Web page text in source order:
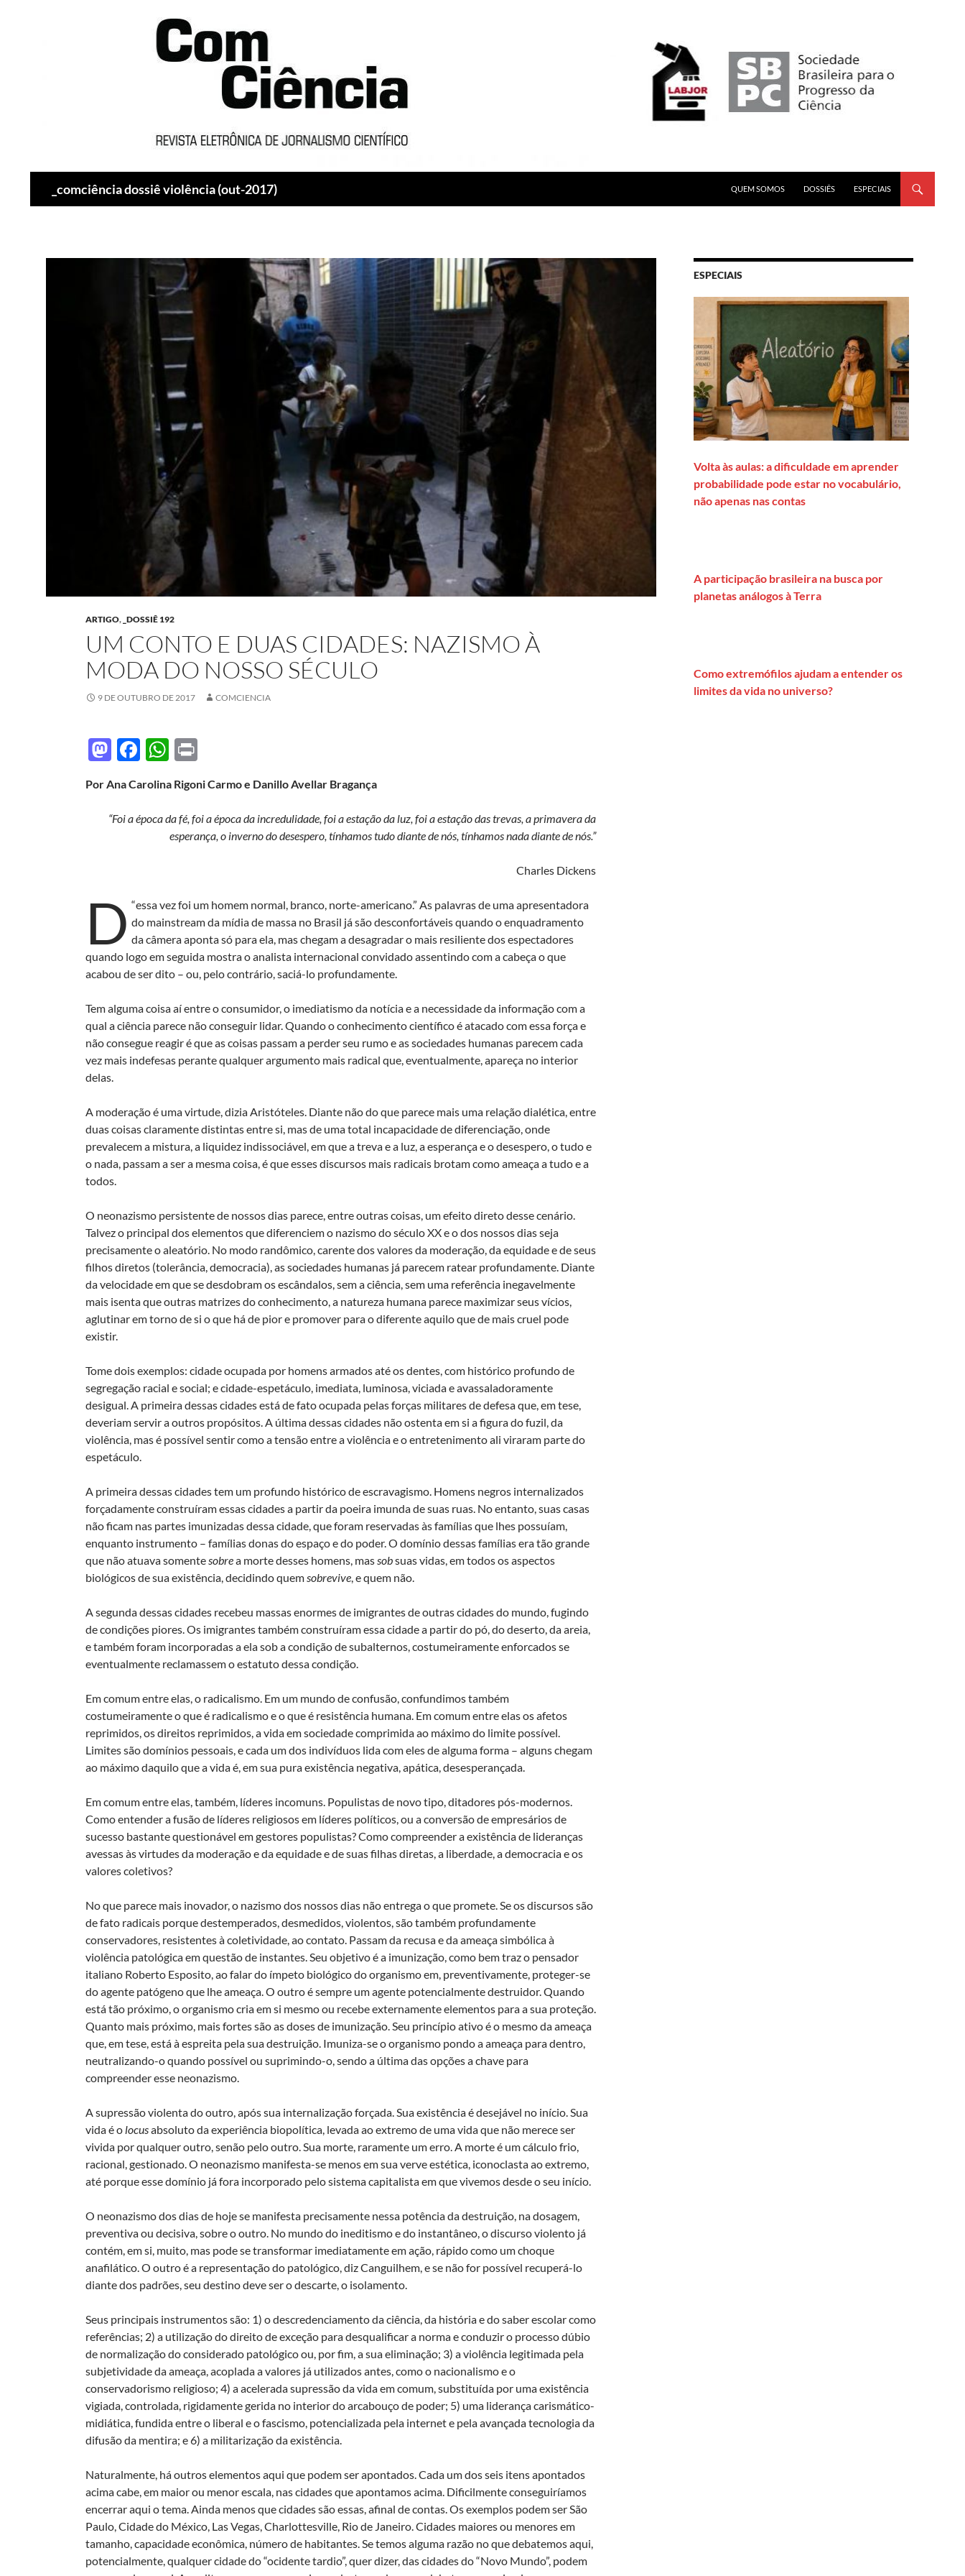
_comciência dossiê violência (out-2017)
QUEM SOMOS
DOSSIÊS ESPECIAIS
ARTIGO, _DOSSIÊ 192
UM CONTO E DUAS CIDADES: NAZISMO À
MODA DO NOSSO SÉCULO
9 DE OUTUBRO DE 2017 COMCIENCIA
M
to
d
F
e
b
W
at
s
A
nt
Por Ana Carolina Rigoni Carmo e Danillo Avellar Bragança
“Foi a época da fé, foi a época da incredulidade, foi a estação da luz, foi a estação das trevas, a primavera da
esperança, o inverno do desespero, tínhamos tudo diante de nós, tínhamos nada diante de nós.”
Charles Dickens
“
D
essa vez foi um homem normal, branco, norte-americano.” As palavras de uma apresentadora
do mainstream da mídia de massa no Brasil já são desconfortáveis quando o enquadramento
da câmera aponta só para ela, mas chegam a desagradar o mais resiliente dos espectadores
quando logo em seguida mostra o analista internacional convidado assentindo com a cabeça o que
acabou de ser dito – ou, pelo contrário, saciá-lo profundamente.
Tem alguma coisa aí entre o consumidor, o imediatismo da notícia e a necessidade da informação com a
qual a ciência parece não conseguir lidar. Quando o conhecimento científico é atacado com essa força e
não consegue reagir é que as coisas passam a perder seu rumo e as sociedades humanas parecem cada
vez mais indefesas perante qualquer argumento mais radical que, eventualmente, apareça no interior
delas.
A moderação é uma virtude, dizia Aristóteles. Diante não do que parece mais uma relação dialética, entre
duas coisas claramente distintas entre si, mas de uma total incapacidade de diferenciação, onde
prevalecem a mistura, a liquidez indissociável, em que a treva e a luz, a esperança e o desespero, o tudo e
o nada, passam a ser a mesma coisa, é que esses discursos mais radicais brotam como ameaça a tudo e a
todos.
O neonazismo persistente de nossos dias parece, entre outras coisas, um efeito direto desse cenário.
Talvez o principal dos elementos que diferenciem o nazismo do século XX e o dos nossos dias seja
precisamente o aleatório. No modo randômico, carente dos valores da moderação, da equidade e de seus
filhos diretos (tolerância, democracia), as sociedades humanas já parecem ratear profundamente. Diante
da velocidade em que se desdobram os escândalos, sem a ciência, sem uma referência inegavelmente
mais isenta que outras matrizes do conhecimento, a natureza humana parece maximizar seus vícios,
aglutinar em torno de si o que há de pior e promover para o diferente aquilo que de mais cruel pode
existir.
Tome dois exemplos: cidade ocupada por homens armados até os dentes, com histórico profundo de
segregação racial e social; e cidade-espetáculo, imediata, luminosa, viciada e avassaladoramente
desigual. A primeira dessas cidades está de fato ocupada pelas forças militares de defesa que, em tese,
deveriam servir a outros propósitos. A última dessas cidades não ostenta em si a figura do fuzil, da
violência, mas é possível sentir como a tensão entre a violência e o entretenimento ali viraram parte do
espetáculo.
A primeira dessas cidades tem um profundo histórico de escravagismo. Homens negros internalizados
forçadamente construíram essas cidades a partir da poeira imunda de suas ruas. No entanto, suas casas
não ficam nas partes imunizadas dessa cidade, que foram reservadas às famílias que lhes possuíam,
enquanto instrumento – famílias donas do espaço e do poder. O domínio dessas famílias era tão grande
que não atuava somente sobrea morte desses homens, mas sobsuas vidas, em todos os aspectos
biológicos de sua existência, decidindo quem sobrevive , e quem não.
A segunda dessas cidades recebeu massas enormes de imigrantes de outras cidades do mundo, fugindo
de condições piores. Os imigrantes também construíram essa cidade a partir do pó, do deserto, da areia,
e também foram incorporadas a ela sob a condição de subalternos, costumeiramente enforcados se
eventualmente reclamassem o estatuto dessa condição.
Em comum entre elas, o radicalismo. Em um mundo de confusão, confundimos também
costumeiramente o que é radicalismo e o que é resistência humana. Em comum entre elas os afetos
reprimidos, os direitos reprimidos, a vida em sociedade comprimida ao máximo do limite possível.
Limites são domínios pessoais, e cada um dos indivíduos lida com eles de alguma forma – alguns chegam
ao máximo daquilo que a vida é, em sua pura existência negativa, apática, desesperançada.
Em comum entre elas, também, líderes incomuns. Populistas de novo tipo, ditadores pós-modernos.
Como entender a fusão de líderes religiosos em líderes políticos, ou a conversão de empresários de
sucesso bastante questionável em gestores populistas? Como compreender a existência de lideranças
avessas às virtudes da moderação e da equidade e de suas filhas diretas, a liberdade, a democracia e os
valores coletivos?
No que parece mais inovador, o nazismo dos nossos dias não entrega o que promete. Se os discursos são
de fato radicais porque destemperados, desmedidos, violentos, são também profundamente
conservadores, resistentes à coletividade, ao contato. Passam da recusa e da ameaça simbólica à
violência patológica em questão de instantes. Seu objetivo é a imunização, como bem traz o pensador
italiano Roberto Esposito, ao falar do ímpeto biológico do organismo em, preventivamente, proteger-se
do agente patógeno que lhe ameaça. O outro é sempre um agente potencialmente destruidor. Quando
está tão próximo, o organismo cria em si mesmo ou recebe externamente elementos para a sua proteção.
Quanto mais próximo, mais fortes são as doses de imunização. Seu princípio ativo é o mesmo da ameaça
que, em tese, está à espreita pela sua destruição. Imuniza-se o organismo pondo a ameaça para dentro,
neutralizando-o quando possível ou suprimindo-o, sendo a última das opções a chave para
compreender esse neonazismo.
A supressão violenta do outro, após sua internalização forçada. Sua existência é desejável no início. Sua
vida é o locusabsoluto da experiência biopolítica, levada ao extremo de uma vida que não merece ser
vivida por qualquer outro, senão pelo outro. Sua morte, raramente um erro. A morte é um cálculo frio,
racional, gestionado. O neonazismo manifesta-se menos em sua verve estética, iconoclasta ao extremo,
até porque esse domínio já fora incorporado pelo sistema capitalista em que vivemos desde o seu início.
O neonazismo dos dias de hoje se manifesta precisamente nessa potência da destruição, na dosagem,
preventiva ou decisiva, sobre o outro. No mundo do ineditismo e do instantâneo, o discurso violento já
contém, em si, muito, mas pode se transformar imediatamente em ação, rápido como um choque
anafilático. O outro é a representação do patológico, diz Canguilhem, e se não for possível recuperá-lo
diante dos padrões, seu destino deve ser o descarte, o isolamento.
Seus principais instrumentos são: 1) o descredenciamento da ciência, da história e do saber escolar como
referências; 2) a utilização do direito de exceção para desqualificar a norma e conduzir o processo dúbio
de normalização do considerado patológico ou, por fim, a sua eliminação; 3) a violência legitimada pela
subjetividade da ameaça, acoplada a valores já utilizados antes, como o nacionalismo e o
conservadorismo religioso; 4) a acelerada supressão da vida em comum, substituída por uma existência
vigiada, controlada, rigidamente gerida no interior do arcabouço de poder; 5) uma liderança carismático-
midiática, fundida entre o liberal e o fascismo, potencializada pela internet e pela avançada tecnologia da
difusão da mentira; e 6) a militarização da existência.
Naturalmente, há outros elementos aqui que podem ser apontados. Cada um dos seis itens apontados
acima cabe, em maior ou menor escala, nas cidades que apontamos acima. Dificilmente conseguiríamos
encerrar aqui o tema. Ainda menos que cidades são essas, afinal de contas. Os exemplos podem ser São
Paulo, Cidade do México, Las Vegas, Charlottesville, Rio de Janeiro. Cidades maiores ou menores em
tamanho, capacidade econômica, número de habitantes. Se temos alguma razão no que debatemos aqui,
potencialmente, qualquer cidade do “ocidente tardio”, quer dizer, das cidades do “Novo Mundo”, podem
ESPECIAIS
Volta às aulas: a dificuldade em aprender
probabilidade pode estar no vocabulário,
não apenas nas contas
A participação brasileira na busca por
planetas análogos à Terra
Como extremófilos ajudam a entender os
limites da vida no universo?